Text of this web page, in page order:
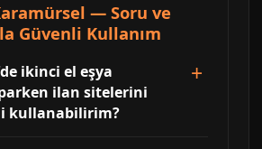
— Soru ve
Güvenli Kullanım
ikinci el eşya
ilan sitelerini
kullanabilirim?